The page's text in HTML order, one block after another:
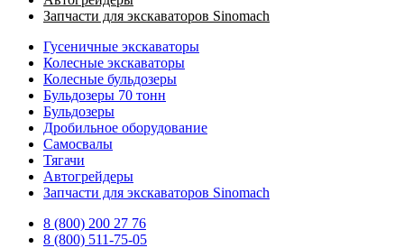
Запчасти для экскаваторов Sinomach
Гусеничные экскаваторы
Колесные экскаваторы
Колесные бульдозеры
Бульдозеры 70 тонн
Бульдозеры
Дробильное оборудование
Самосвалы
Тягачи
Автогрейдеры
Запчасти для экскаваторов Sinomach
8 (800) 200 27 76
8 (800) 511-75-05